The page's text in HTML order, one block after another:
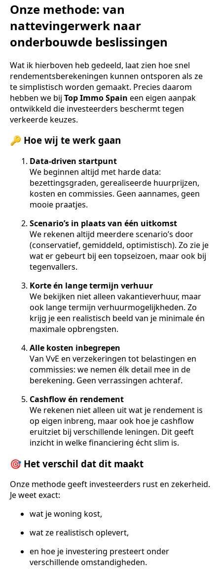
Onze methode: van
nattevingerwerk naar
onderbouwde beslissingen
Wat ik hierboven heb gedeeld, laat zien hoe snel
rendementsberekeningen kunnen ontsporen als ze
te simplistisch worden gemaakt. Precies daarom
hebben we bij Top Immo Spain een eigen aanpak
ontwikkeld die investeerders beschermt tegen
verkeerde keuzes.
🔑 Hoe wij te werk gaan
Data-driven startpunt
We beginnen altijd met harde data:
bezettingsgraden, gerealiseerde huurprijzen,
kosten en commissies. Geen aannames, geen
mooie praatjes.
Scenario’s in plaats van één uitkomst
We rekenen altijd meerdere scenario’s door
(conservatief, gemiddeld, optimistisch). Zo zie je
wat er gebeurt bij een topseizoen, maar ook bij
tegenvallers.
Korte én lange termijn verhuur
We bekijken niet alleen vakantieverhuur, maar
ook lange termijn verhuurmogelijkheden. Zo
krijg je een realistisch beeld van je minimale én
maximale opbrengsten.
Alle kosten inbegrepen
Van VvE en verzekeringen tot belastingen en
commissies: we nemen élk detail mee in de
berekening. Geen verrassingen achteraf.
Cashflow én rendement
We rekenen niet alleen uit wat je rendement is
op eigen inbreng, maar ook hoe je cashflow
eruitziet bij verschillende leningen. Dit geeft
inzicht in welke financiering écht slim is.
🎯 Het verschil dat dit maakt
Onze methode geeft investeerders rust en zekerheid.
Je weet exact:
wat je woning kost,
wat ze realistisch oplevert,
en hoe je investering presteert onder
verschillende omstandigheden.